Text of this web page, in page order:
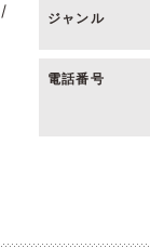
ジャンル
電話番号